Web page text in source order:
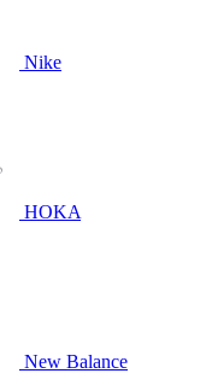
Nike
HOKA
New Balance